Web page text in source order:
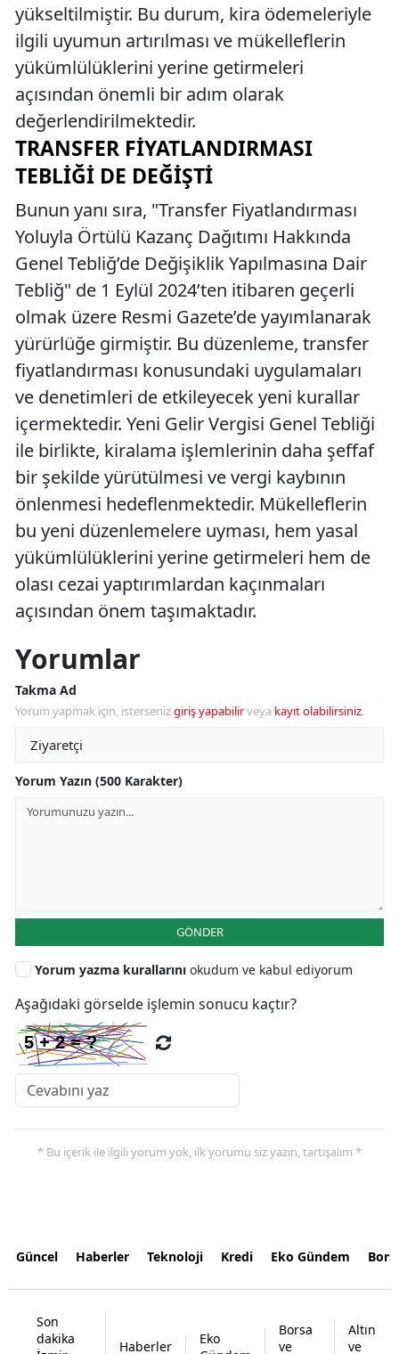
yükseltilmiştir. Bu durum, kira ödemeleriyle
ilgili uyumun artırılması ve mükelleflerin
yükümlülüklerini yerine getirmeleri
açısından önemli bir adım olarak
değerlendirilmektedir.
TRANSFER FIYATLANDIRMASI
TEBLIĞI DE DEĞIŞTI
Bunun yanı sıra, "Transfer Fiyatlandırması
Yoluyla Örtülü Kazanç Dağıtımı Hakkında
Genel Tebliğ’de Değişiklik Yapılmasına Dair
Tebliğ" de 1 Eylül 2024’ten itibaren geçerli
olmak üzere Resmi Gazete’de yayımlanarak
yürürlüğe girmiştir. Bu düzenleme, transfer
fiyatlandırması konusundaki uygulamaları
ve denetimleri de etkileyecek yeni kurallar
içermektedir. Yeni Gelir Vergisi Genel Tebliği
ile birlikte, kiralama işlemlerinin daha şeffaf
bir şekilde yürütülmesi ve vergi kaybının
önlenmesi hedeflenmektedir. Mükelleflerin
bu yeni düzenlemelere uyması, hem yasal
yükümlülüklerini yerine getirmeleri hem de
olası cezai yaptırımlardan kaçınmaları
açısından önem taşımaktadır.
Yorumlar
Takma Ad
Yorum yapmak için, istersenizgiriş yapabilirveya kayıt olabilirsiniz.
Yorum Yazın (500 Karakter)
GÖNDER
Yorum yazma kurallarını okudum ve kabul ediyorum
Aşağıdaki görselde işlemin sonucu kaçtır?
* Bu içerik ile ilgili yorum yok, ilk yorumu siz yazın, tartışalım *
Güncel Haberler Teknoloji Kredi Eko Gündem
Son
dakika
Haberler
Eko
Borsa
ve
Altın
ve